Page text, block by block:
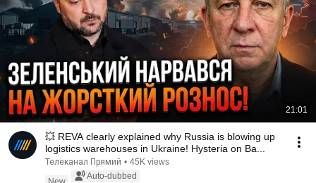
21:01
💥 REVA clearly explained why Russia is blowing up
logistics warehouses in Ukraine! Hysteria on Ba...
Телеканал Прямий • 45K views
Auto-dubbed